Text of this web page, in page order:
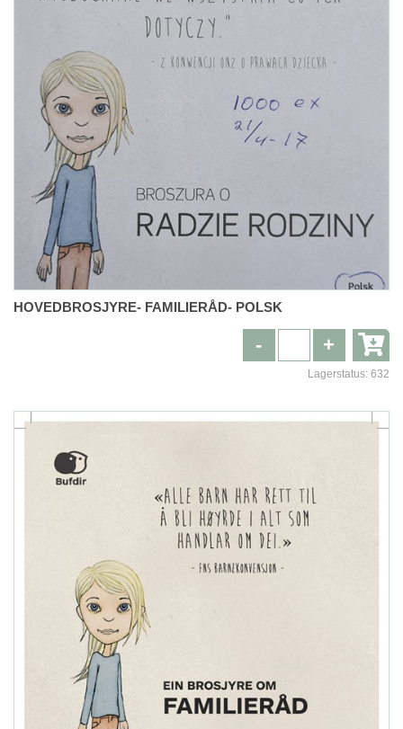
HOVEDBROSJYRE- FAMILIERÅD- POLSK
+
-
Lagerstatus: 632